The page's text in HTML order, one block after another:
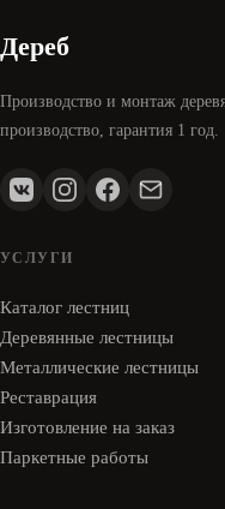
Дереб
Производство и монтаж
производство, гарантия 1 год.
УСЛУГИ
Каталог лестниц
Деревянные лестницы
Металлические лестницы
Реставрация
Изготовление на заказ
Паркетные работы